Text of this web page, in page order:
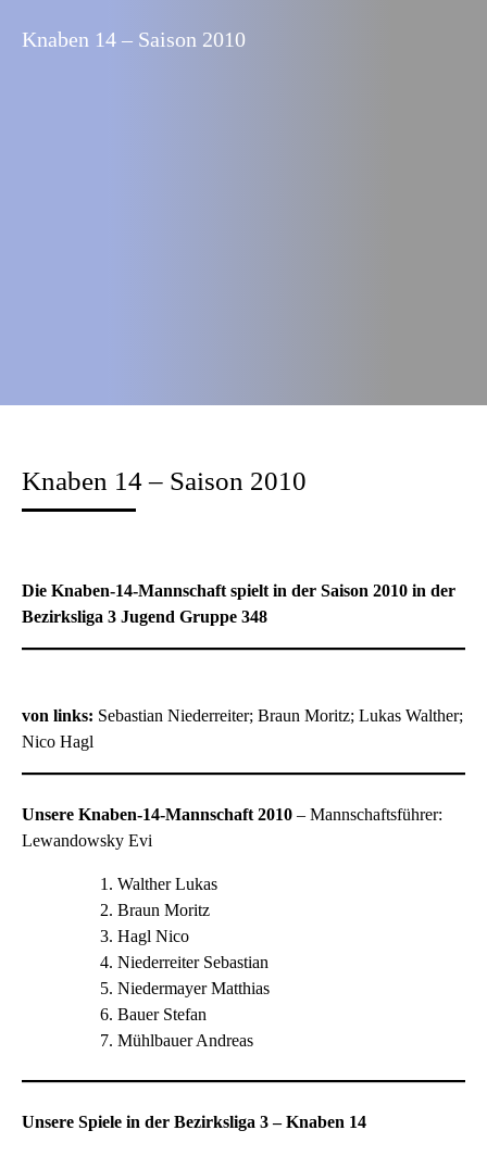
Knaben 14 – Saison 2010
Knaben 14 – Saison 2010
Die Knaben-14-Mannschaft spielt in der Saison 2010 in der
Bezirksliga 3 Jugend Gruppe 348
von links: Sebastian Niederreiter; Braun Moritz; Lukas Walther;
Nico Hagl
Unsere Knaben-14-Mannschaft 2010 – Mannschaftsführer:
Lewandowsky Evi
Walther Lukas
Braun Moritz
Hagl Nico
Niederreiter Sebastian
Niedermayer Matthias
Bauer Stefan
Mühlbauer Andreas
Unsere Spiele in der Bezirksliga 3 – Knaben 14